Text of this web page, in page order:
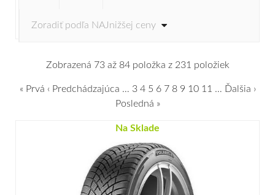
Zobrazená 73 až 84 položka z 231 položiek
« Prvá ‹ Predchádzajúca … 3 4 5 6 7 8 9 10 11 … Ďalšia ›
Posledná »
Na Sklade